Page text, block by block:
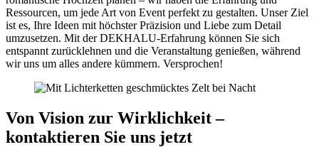
Ressourcen, um jede Art von Event perfekt zu gestalten. Unser Ziel
ist es, Ihre Ideen mit höchster Präzision und Liebe zum Detail
umzusetzen. Mit der DEKHALU-Erfahrung können Sie sich
entspannt zurücklehnen und die Veranstaltung genießen, während
wir uns um alles andere kümmern. Versprochen!
Von Vision zur Wirklichkeit –
kontaktieren Sie uns jetzt